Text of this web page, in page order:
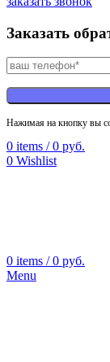
Заказать
Нажимая на кнопку вы
0 items / 0 руб.
0 Wishlist
0 items / 0 руб.
Menu